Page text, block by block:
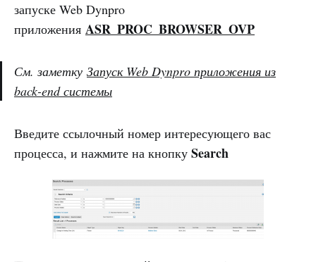
запуске Web Dynpro
приложения ASR_PROC_BROWSER_OVP
См. заметку Запуск Web Dynpro приложения из
back-end системы
Введите ссылочный номер интересующего вас
процесса, и нажмите на кнопку Search